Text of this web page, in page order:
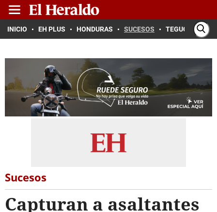
INICIO EH PLUS HONDURAS SUCESOS TEGUCIGALPA
Sucesos
Capturan a asaltantes